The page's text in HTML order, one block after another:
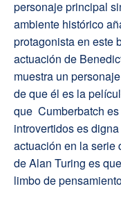
personaje principal
ambiente histórico
protagonista en este
actuación de
muestra un
de que él es la
que Cumberbatch
introvertidos es
actuación en la serie
de Alan Turing es
limbo de